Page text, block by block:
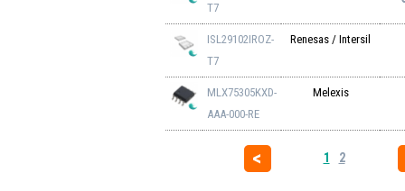
T7
ISL29102IROZ-
T7
Renesas / Intersil
MLX75305KXD-
AAA-000-RE
Melexis
1 2